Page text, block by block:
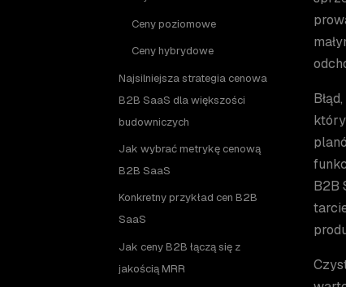
Ceny poziomowe
Ceny hybrydowe
Najsilniejsza strategia cenowa
B2B SaaS dla większości
budowniczych
Jak wybrać metrykę cenową
B2B SaaS
Konkretny przykład cen B2B
SaaS
Jak ceny B2B łączą się z
jakością MRR
B2B